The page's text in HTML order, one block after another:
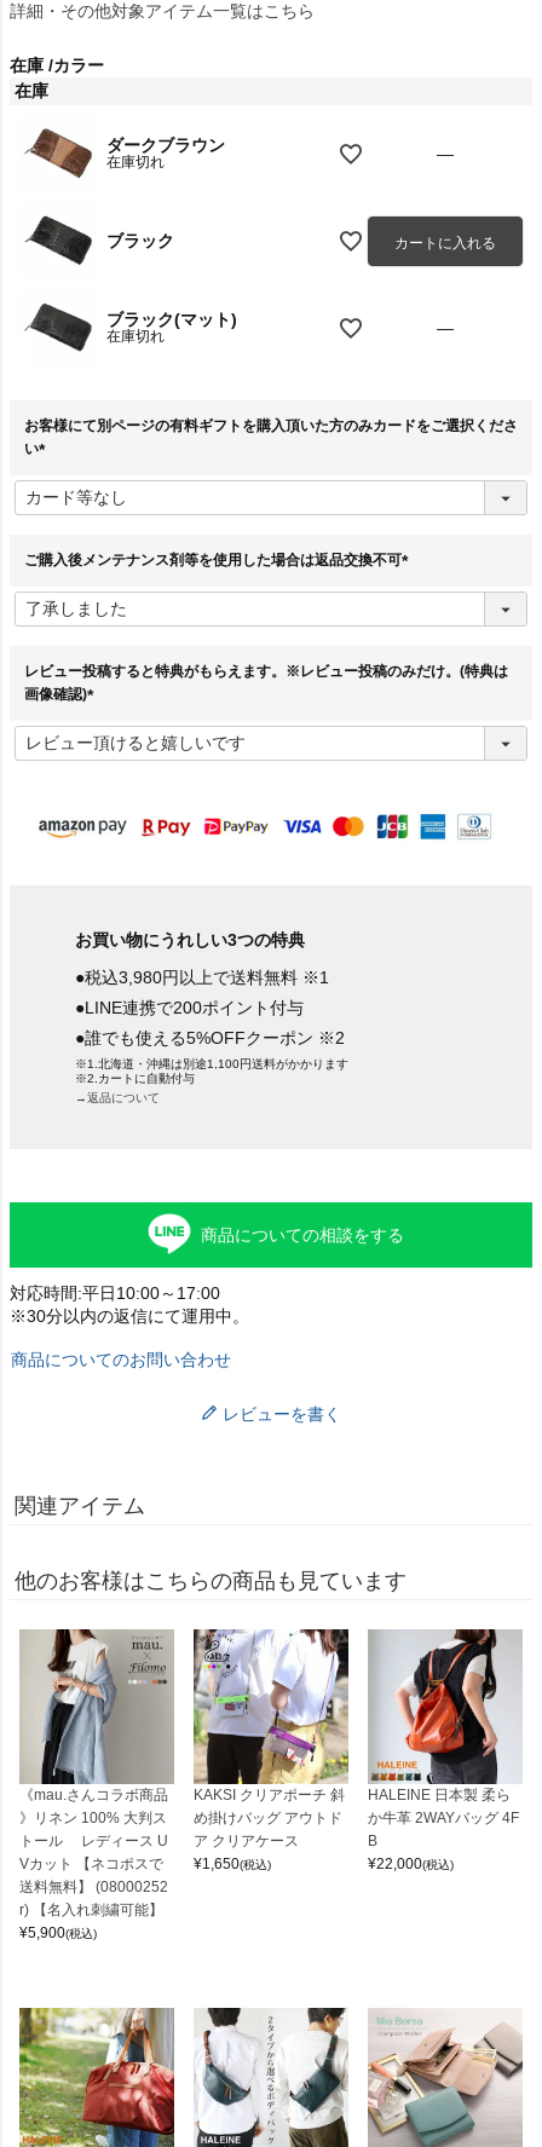
詳細・その他対象アイテム一覧はこちら
在庫 カラー
在庫
ダークブラウン
在庫切れ —
ブラック カートに入れる
ブラック(マット)
在庫切れ —
お客様にて別ページの有料ギフトを購入頂いた方のみカードをご選択くださ
い
必
須
ご購入後メンテナンス剤等を使用した場合は返品交換不可
須
レビュー投稿すると特典がもらえます。※レビュー投稿のみだけ。(特典は
画像確認)
必
須
お買い物にうれしい3つの特典
●税込3,980円以上で送料無料 ※1
●LINE連携で200ポイント付与
●誰でも使える5%OFFクーポン ※2
※1.北海道・沖縄は別途1,100円送料がかかります
※2.カートに自動付与
→返品について
商品についての相談をする
対応時間:平日10:00～17:00
※30分以内の返信にて運用中。
商品についてのお問い合わせ
レビューを書く
関連アイテム
他のお客様はこちらの商品も見ています
《mau.さんコラボ商品
》リネン 100% 大判ス
トール レディース U
Vカット 【ネコポスで
送料無料】 (08000252
r) 【名入れ刺繍可能】
¥5,900(税込)
KAKSI クリアポーチ 斜
め掛けバッグ アウトド
ア クリアケース
¥1,650(税込)
HALEINE 日本製 柔ら
か牛革 2WAYバッグ 4F
B
¥22,000(税込)